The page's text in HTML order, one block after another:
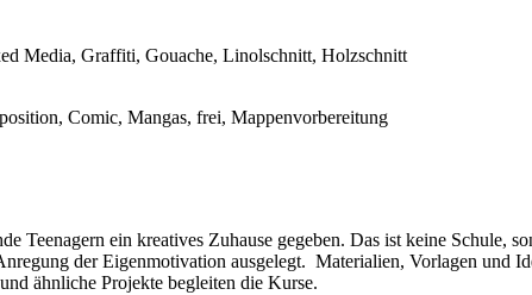
Media, Graffiti, Gouache, Linolschnitt, Holzschnitt
Comic, Mangas, frei, Mappenvorbereitung
Teenagern ein kreatives Zuhause gegeben. Das ist keine Schule,
der Eigenmotivation ausgelegt. Materialien, Vorlagen und
ähnliche Projekte begleiten die Kurse.